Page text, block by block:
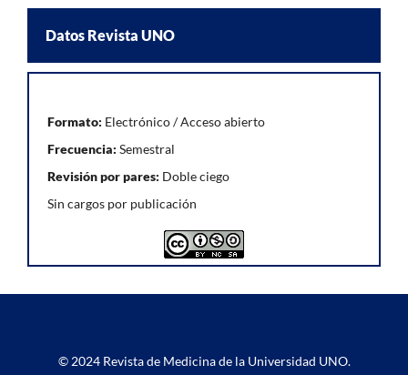
Datos Revista UNO
Formato: Electrónico / Acceso abierto
Frecuencia: Semestral
Revisión por pares: Doble ciego
Sin cargos por publicación
© 2024 Revista de Medicina de la Universidad UNO.